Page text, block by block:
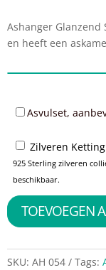
Ashanger
en heeft een
Asvulset,
Zilveren
925 Sterling zilveren
beschikbaar.
TOEVOEGEN
SKU: AH 054 Tags: